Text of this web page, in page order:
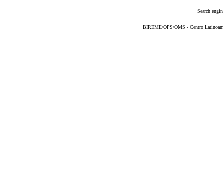
Search
BIREME/OPS/OMS - Centro